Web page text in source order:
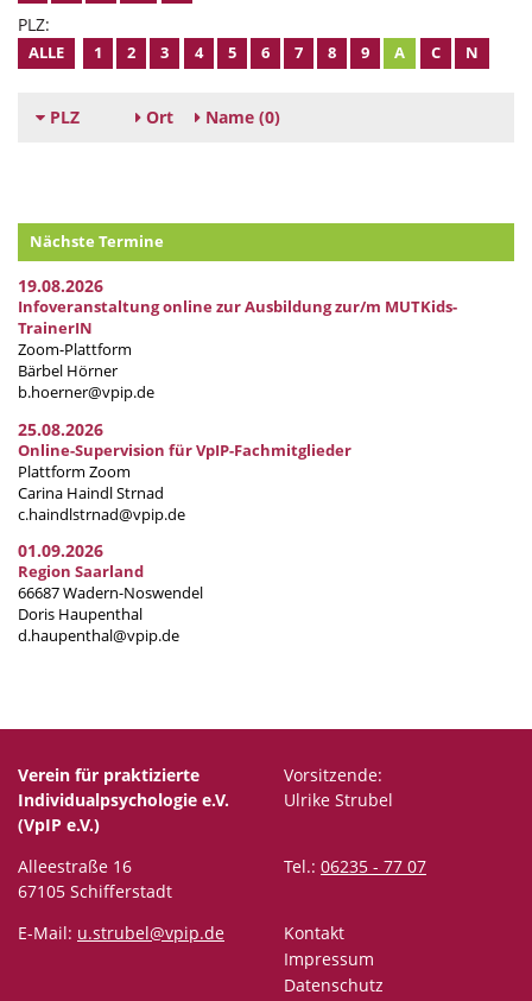
PLZ:
ALLE 1 2 3 4 5 6 7 8 9 A C N
PLZ Ort Name (0)
Nächste Termine
19.08.2026
Infoveranstaltung online zur Ausbildung zur/m MUTKids-
TrainerIN
Zoom-Plattform
Bärbel Hörner
b.hoerner@vpip.de
25.08.2026
Online-Supervision für VpIP-Fachmitglieder
Plattform Zoom
Carina Haindl Strnad
c.haindlstrnad@vpip.de
01.09.2026
Region Saarland
66687 Wadern-Noswendel
Doris Haupenthal
d.haupenthal@vpip.de
Verein für praktizierte
Individualpsychologie e.V.
(VpIP e.V.)
Vorsitzende:
Ulrike Strubel
Alleestraße 16
67105 Schifferstadt
Tel.: 06235 - 77 07
E-Mail: u.strubel@vpip.de
Kontakt
Impressum
Datenschutz